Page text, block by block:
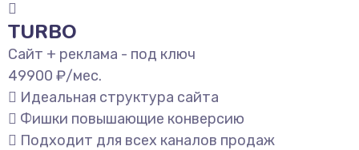
TURBO
Сайт + реклама - под ключ
49900 ₽/мес.
Идеальная структура сайта
Фишки повышающие конверсию
Подходит для всех каналов продаж